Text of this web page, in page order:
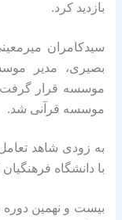
بازدید کرد.
سیدکامران
بصیری، مدیر
موسسه قرار گرفت و
موسسه قرآنی شد.
به زودی شاهد
با دانشگاه
بیست و نهمین دوره